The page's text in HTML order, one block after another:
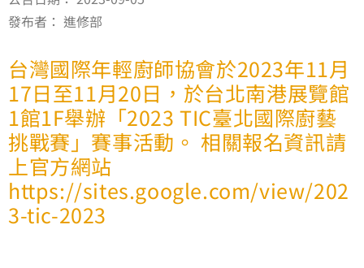
發布者： 進修部
台灣國際年輕廚師協會於2023年11月
17日至11月20日，於台北南港展覽館
1館1F舉辦「2023 TIC臺北國際廚藝
挑戰賽」賽事活動。 相關報名資訊請
上官方網站
https://sites.google.com/view/202
3-tic-2023